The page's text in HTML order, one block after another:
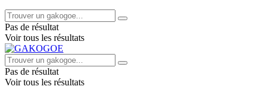
Pas de résultat
Voir tous les résultats
Pas de résultat
Voir tous les résultats